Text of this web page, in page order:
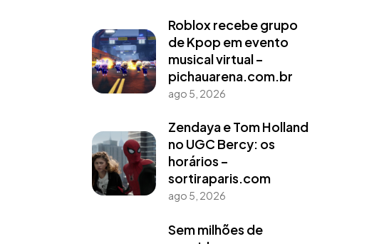
Roblox recebe grupo
de Kpop em evento
musical virtual –
pichauarena.com.br
ago 5, 2026
Zendaya e Tom Holland
no UGC Bercy: os
horários –
sortiraparis.com
ago 5, 2026
Sem milhões de